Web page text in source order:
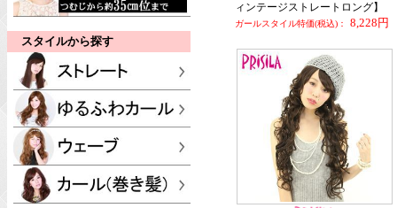
スタイルから探す
ィンテージストレートロング】
ガールスタイル特価(税込)： 8,228円